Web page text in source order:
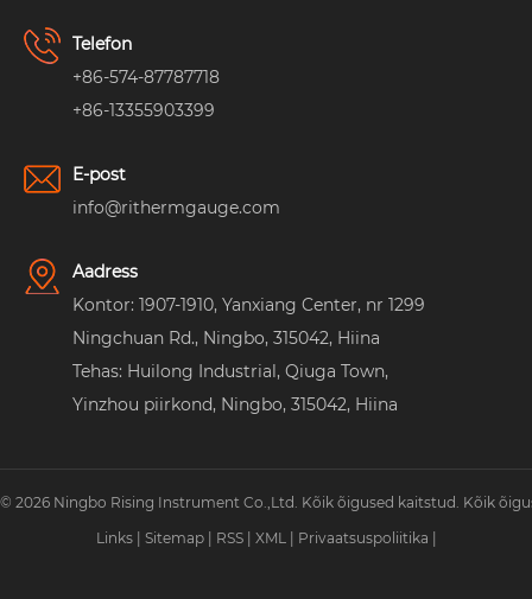
Telefon
+86-574-87787718
+86-13355903399
E-post
info@rithermgauge.com
Aadress
Kontor: 1907-1910, Yanxiang Center, nr 1299
Ningchuan Rd., Ningbo, 315042, Hiina
Tehas: Huilong Industrial, Qiuga Town,
Yinzhou piirkond, Ningbo, 315042, Hiina
2026 Ningbo Rising Instrument Co.,Ltd. Kõik õigused kaitstud. Kõik
Links
Sitemap RSS XML Privaatsuspoliitika